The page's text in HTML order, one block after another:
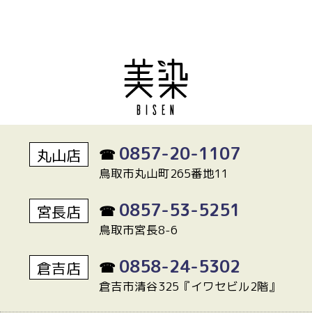
丸山店 ☎ 0857-20-1107
鳥取市丸山町265番地11
宮長店 ☎ 0857-53-5251
鳥取市宮長8-6
倉吉店 ☎ 0858-24-5302
倉吉市清谷325『イワセビル2階』